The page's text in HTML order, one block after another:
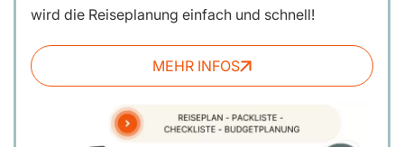
wird die Reiseplanung einfach und schnell!
MEHR INFOS